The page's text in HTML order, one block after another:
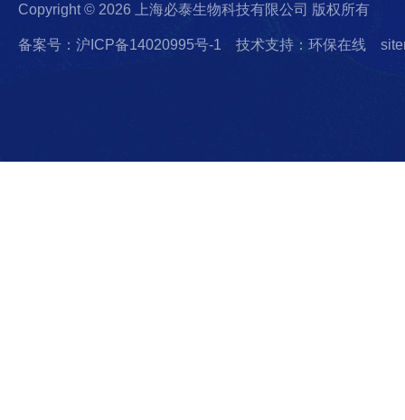
Copyright © 2026 上海必泰生物科技有限公司 版权所有
备案号：沪ICP备14020995号-1 技术支持：环保在线